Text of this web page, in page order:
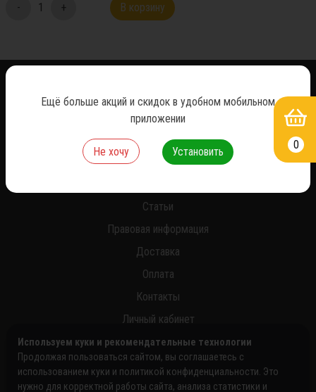
- 1 + В корзину
*
О нас
Статьи
Правовая информация
Доставка
Оплата
Контакты
Личный кабинет
0
Используем куки и рекомендательные технологии
Продолжая пользоваться сайтом, вы соглашаетесь с
использованием куки и политикой конфиденциальности. Это
нужно для корректной работы сайта, анализа статистики и
Ещё больше акций и скидок в удобном мобильном
приложении
Не хочу Установить